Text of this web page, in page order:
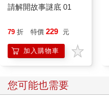
請解開故事謎底 01
79 折 特價 229 元
加入購物車
您可能也需要